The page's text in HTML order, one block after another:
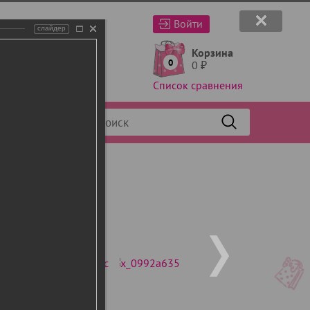
Войти
0
Корзина
0 ₽
Список сравнения
слайдер